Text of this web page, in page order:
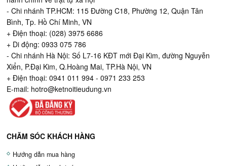
- Chi nhánh TP.HCM: 115 Đường C18, Phường 12, Quận Tân
Bình, Tp. Hồ Chí Minh, VN
+ Điện thoại: (028) 3975 6686
+ Di động: 0933 075 786
- Chi nhánh Hà Nội: Số L7-16 KĐT mới Đại Kim, đường Nguyễn
Xiển, P.Đại Kim, Q.Hoàng Mai, TP.Hà Nội, VN
+ Điện thoại: 0941 011 994 - 0971 233 253
E-mail: hotro@ketnoitieudung.vn
CHĂM SÓC KHÁCH HÀNG
Hướng dẫn mua hàng